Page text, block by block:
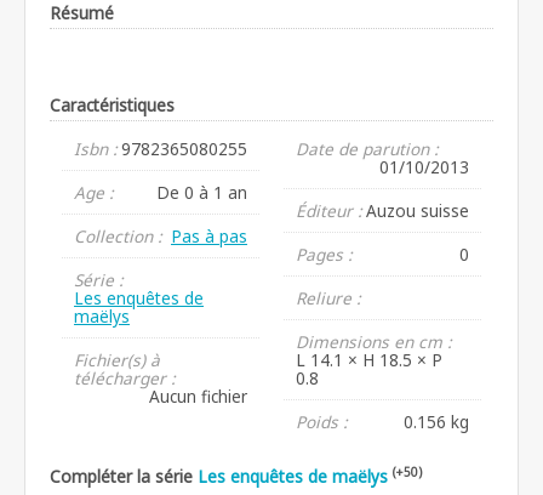
Résumé
Caractéristiques
Isbn :9782365080255
Age :
De 0 à 1 an
Collection : Pas à pas
Série :
Les enquêtes de
maëlys
Fichier(s) à
télécharger :
Aucun fichier
Date de parution :
01/10/2013
Éditeur :Auzou suisse
Pages :
0
Reliure :
Dimensions en cm :
L 14.1 × H 18.5 × P
0.8
Poids :
0.156 kg
Compléter la série Les enquêtes de maëlys (+50)